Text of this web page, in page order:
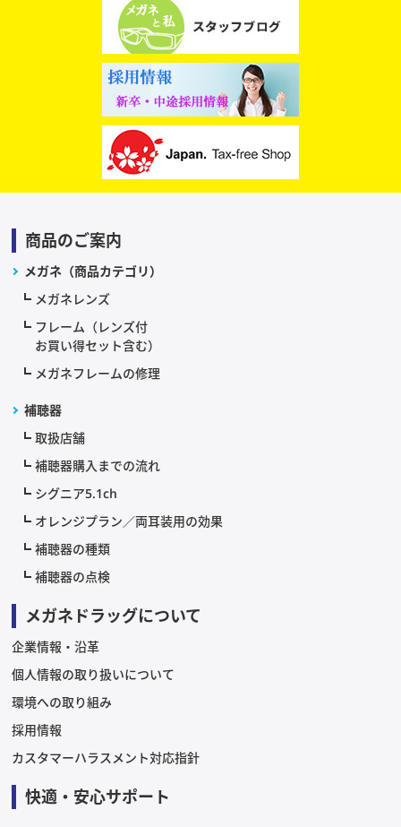
商品のご案内
メガネ（商品カテゴリ）
メガネレンズ
フレーム（レンズ付
お買い得セット含む）
メガネフレームの修理
補聴器
取扱店舗
補聴器購入までの流れ
シグニア5.1ch
オレンジプラン／両耳装用の効果
補聴器の種類
補聴器の点検
メガネドラッグについて
企業情報・沿革
個人情報の取り扱いについて
環境への取り組み
採用情報
カスタマーハラスメント対応指針
快適・安心サポート